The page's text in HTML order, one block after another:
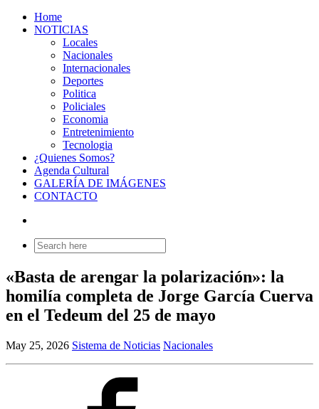
Home
NOTICIAS
Locales
Nacionales
Internacionales
Deportes
Politica
Policiales
Economia
Entretenimiento
Tecnologia
¿Quienes Somos?
Agenda Cultural
GALERÍA DE IMÁGENES
CONTACTO
Search
for:
«Basta de arengar la polarización»: la
homilía completa de Jorge García Cuerva
en el Tedeum del 25 de mayo
May 25, 2026 Sistema de Noticias Nacionales